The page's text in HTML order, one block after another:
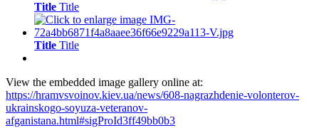
Title Title
Title Title
View the embedded image gallery online at:
https://hramvsvoinov.kiev.ua/news/608-nagrazhdenie-volonterov-
ukrainskogo-soyuza-veteranov-
afganistana.html#sigProId3ff49bb0b3